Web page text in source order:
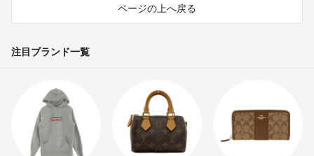
ページの上へ戻る
注目ブランド一覧